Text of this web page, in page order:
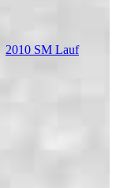
2010 SM Lauf